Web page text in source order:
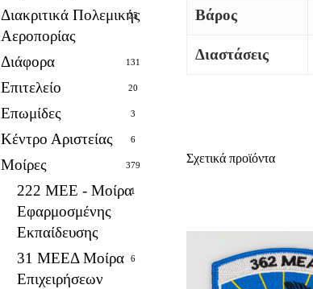
Διακριτικά Πολεμικής
Αεροπορίας
25
Διάφορα 131
Επιτελείο 20
Επωμίδες 3
Κέντρο Αριστείας 6
Μοίρες 379
222 ΜΕΕ - Μοίρα
Εφαρμοσμένης
Εκπαίδευσης
1
31 ΜΕΕΔ Μοίρα
Επιχειρήσεων
6
Βάρος
Διαστάσεις
Σχετικά προϊόντα